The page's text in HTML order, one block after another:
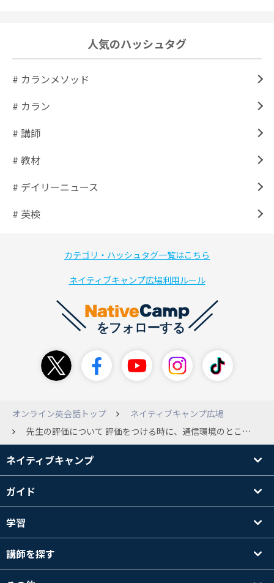
人気のハッシュタグ
# カランメソッド
# カラン
# 講師
# 教材
# デイリーニュース
# 英検
カテゴリ・ハッシュタグ一覧はこちら
ネイティブキャンプ広場利用ルール
オンライン英会話トップ
ネイティブキャンプ広場
先生の評価について 評価をつける時に、通信環境のところで良くないボタンを押したらその先の評価やコメントに進みません。 それの場合先生の評価が悪くなっているのですか？その場合もう一度同じ先生は取ることはできないのですか？
ネイティブキャンプ
ガイド
学習
講師を探す